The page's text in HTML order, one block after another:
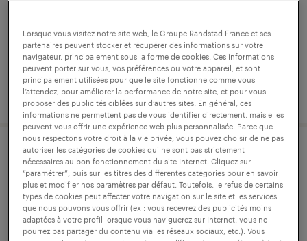
intérim
13,00 € par heure
publié le 24 juin 2026
chef d'equipe microdepoussierage
(f/h)
cergy, val-d'oise
cdi
Lorsque vous visitez notre site web, le Groupe Randstad France et ses
partenaires peuvent stocker et récupérer des informations sur votre
navigateur, principalement sous la forme de cookies. Ces informations
peuvent porter sur vous, vos préférences ou votre appareil, et sont
principalement utilisées pour que le site fonctionne comme vous
l’attendez, pour améliorer la performance de notre site, et pour vous
proposer des publicités ciblées sur d’autres sites. En général, ces
informations ne permettent pas de vous identifier directement, mais elles
peuvent vous offrir une expérience web plus personnalisée. Parce que
nous respectons votre droit à la vie privée, vous pouvez choisir de ne pas
autoriser les catégories de cookies qui ne sont pas strictement
nécessaires au bon fonctionnement du site Internet. Cliquez sur
“paramétrer”, puis sur les titres des différentes catégories pour en savoir
plus et modifier nos paramètres par défaut. Toutefois, le refus de certains
types de cookies peut affecter votre navigation sur le site et les services
que nous pouvons vous offrir (ex : vous recevrez des publicités moins
adaptées à votre profil lorsque vous naviguerez sur Internet, vous ne
pourrez pas partager du contenu via les réseaux sociaux, etc.). Vous